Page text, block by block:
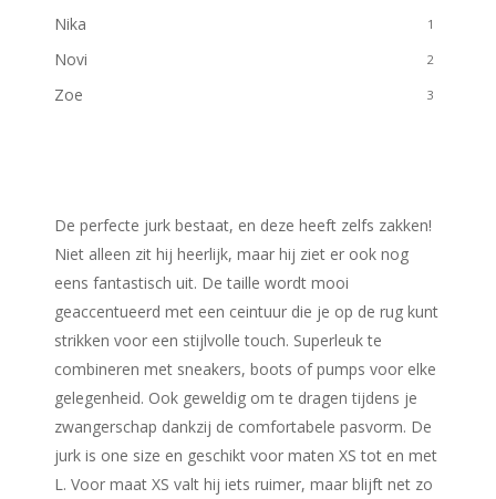
Nika 1
Novi 2
Zoe 3
De perfecte jurk bestaat, en deze heeft zelfs zakken!
Niet alleen zit hij heerlijk, maar hij ziet er ook nog
eens fantastisch uit. De taille wordt mooi
geaccentueerd met een ceintuur die je op de rug kunt
strikken voor een stijlvolle touch. Superleuk te
combineren met sneakers, boots of pumps voor elke
gelegenheid. Ook geweldig om te dragen tijdens je
zwangerschap dankzij de comfortabele pasvorm. De
jurk is one size en geschikt voor maten XS tot en met
L. Voor maat XS valt hij iets ruimer, maar blijft net zo